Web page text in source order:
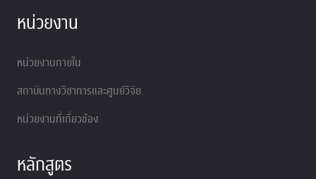
หน่วยงาน
หน่วยงานภายใน
สถาบันทางวิชาการและศูนย์วิจัย
หน่วยงานที่เกี่ยวข้อง
หลักสูตร